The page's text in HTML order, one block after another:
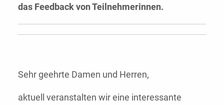
das Feedback von Teilnehmerinnen.
Sehr geehrte Damen und Herren,
aktuell veranstalten wir eine interessante